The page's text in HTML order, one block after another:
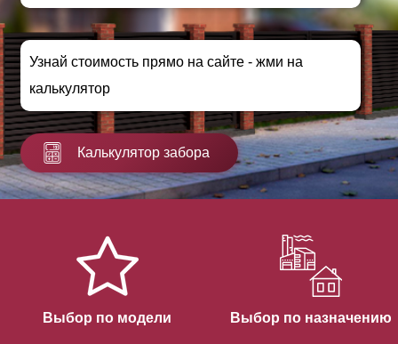
Узнай стоимость прямо на сайте - жми на
калькулятор
Калькулятор забора
Выбор по модели Выбор по назначению